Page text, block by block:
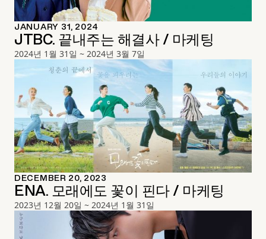
JANUARY 31, 2024
JTBC. 끝내주는 해결사 / 마케팅
2024년 1월 31일 ~ 2024년 3월 7일
DECEMBER 20, 2023
ENA. 모래에도 꽃이 핀다 / 마케팅
2023년 12월 20일 ~ 2024년 1월 31일